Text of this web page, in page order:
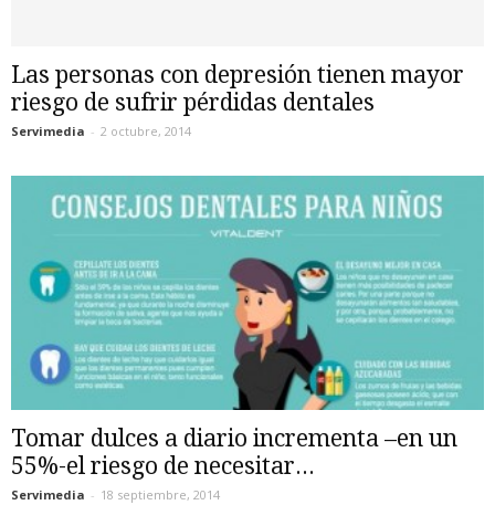
Las personas con depresión tienen mayor
riesgo de sufrir pérdidas dentales
Servimedia - 2 octubre, 2014
Tomar dulces a diario incrementa –en un
55%-el riesgo de necesitar...
Servimedia - 18 septiembre, 2014